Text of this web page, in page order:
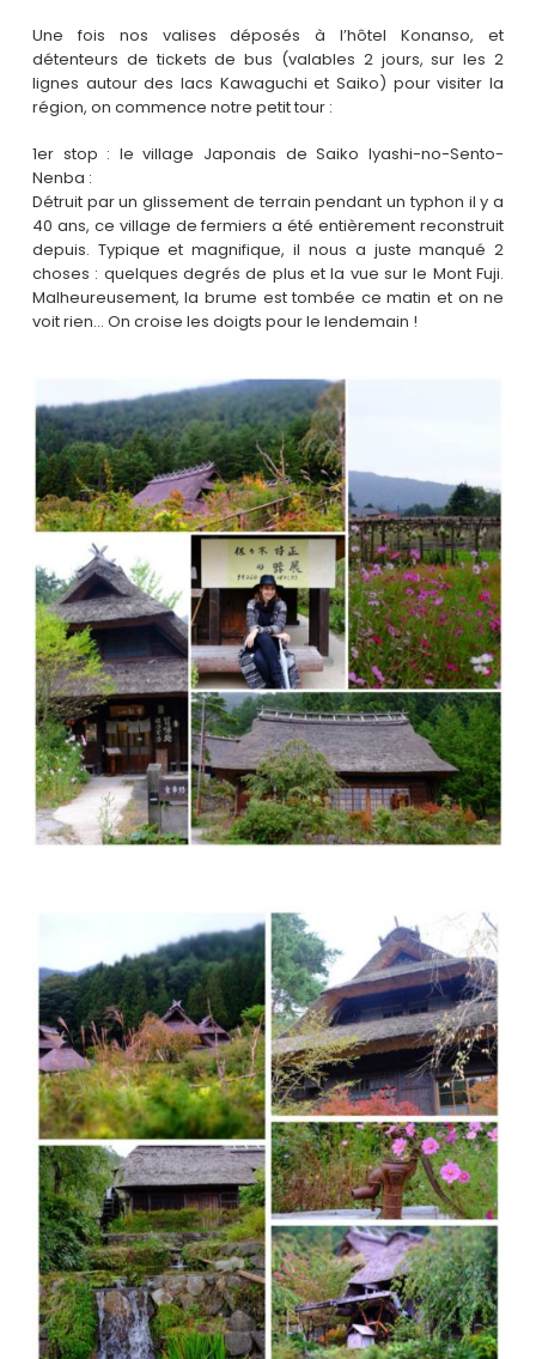
Une fois nos valises déposés à l’hôtel Konanso, et
détenteurs de tickets de bus (valables 2 jours, sur les 2
lignes autour des lacs Kawaguchi et Saiko) pour visiter la
région, on commence notre petit tour :
1er stop : le village Japonais de Saiko Iyashi-no-Sento-
Nenba :
Détruit par un glissement de terrain pendant un typhon il y a
40 ans, ce village de fermiers a été entièrement reconstruit
depuis. Typique et magnifique, il nous a juste manqué 2
choses : quelques degrés de plus et la vue sur le Mont Fuji.
Malheureusement, la brume est tombée ce matin et on ne
voit rien… On croise les doigts pour le lendemain !